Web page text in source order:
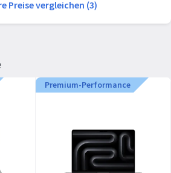
Preise vergleichen (3)
Premium-Performance